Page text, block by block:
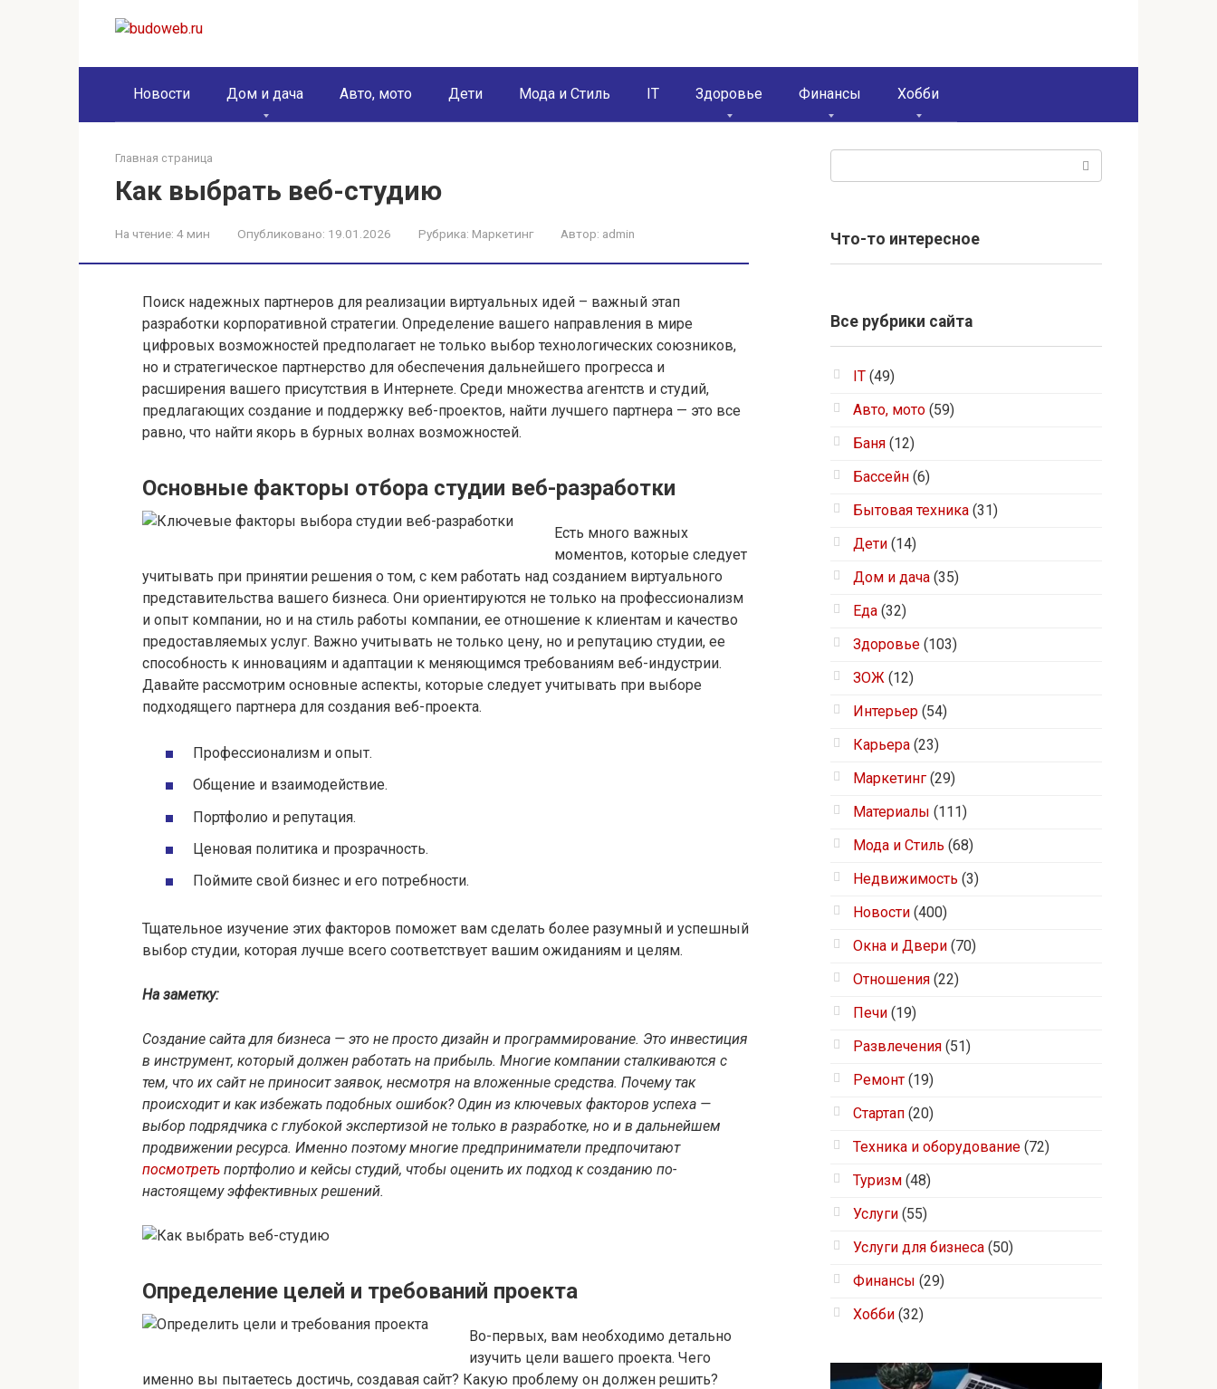
Новости Дом и дача Авто, мото Дети Мода и Стиль IT Здоровье Финансы Хобби
Главная страница
Как выбрать веб-студию
На чтение: 4 мин Опубликовано: 19.01.2026 Рубрика: Маркетинг Автор: admin
Поиск надежных партнеров для реализации виртуальных идей – важный этап
разработки корпоративной стратегии. Определение вашего направления в мире
цифровых возможностей предполагает не только выбор технологических союзников,
но и стратегическое партнерство для обеспечения дальнейшего прогресса и
расширения вашего присутствия в Интернете. Среди множества агентств и студий,
предлагающих создание и поддержку веб-проектов, найти лучшего партнера — это все
равно, что найти якорь в бурных волнах возможностей.
Основные факторы отбора студии веб-разработки
Есть много важных
моментов, которые следует
учитывать при принятии решения о том, с кем работать над созданием виртуального
представительства вашего бизнеса. Они ориентируются не только на профессионализм
и опыт компании, но и на стиль работы компании, ее отношение к клиентам и качество
предоставляемых услуг. Важно учитывать не только цену, но и репутацию студии, ее
способность к инновациям и адаптации к меняющимся требованиям веб-индустрии.
Давайте рассмотрим основные аспекты, которые следует учитывать при выборе
подходящего партнера для создания веб-проекта.
Профессионализм и опыт.
Общение и взаимодействие.
Портфолио и репутация.
Ценовая политика и прозрачность.
Поймите свой бизнес и его потребности.
Тщательное изучение этих факторов поможет вам сделать более разумный и успешный
выбор студии, которая лучше всего соответствует вашим ожиданиям и целям.
На заметку:
Создание сайта для бизнеса — это не просто дизайн и программирование. Это инвестиция
в инструмент, который должен работать на прибыль. Многие компании сталкиваются с
тем, что их сайт не приносит заявок, несмотря на вложенные средства. Почему так
происходит и как избежать подобных ошибок? Один из ключевых факторов успеха —
выбор подрядчика с глубокой экспертизой не только в разработке, но и в дальнейшем
продвижении ресурса. Именно поэтому многие предприниматели предпочитают
посмотреть портфолио и кейсы студий, чтобы оценить их подход к созданию по-
настоящему эффективных решений.
Определение целей и требований проекта
Во-первых, вам необходимо детально
изучить цели вашего проекта. Чего
именно вы пытаетесь достичь, создавая сайт? Какую проблему он должен решить?
Что-то интересное
Все рубрики сайта
IT (49)
Авто, мото (59)
Баня (12)
Бассейн (6)
Бытовая техника (31)
Дети (14)
Дом и дача (35)
Еда (32)
Здоровье (103)
ЗОЖ (12)
Интерьер (54)
Карьера (23)
Маркетинг (29)
Материалы (111)
Мода и Стиль (68)
Недвижимость (3)
Новости (400)
Окна и Двери (70)
Отношения (22)
Печи (19)
Развлечения (51)
Ремонт (19)
Стартап (20)
Техника и оборудование (72)
Туризм (48)
Услуги (55)
Услуги для бизнеса (50)
Финансы (29)
Хобби (32)